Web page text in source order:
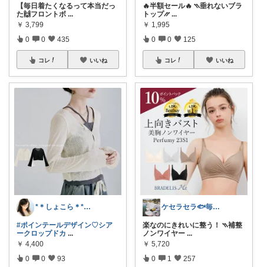
【毎日着たくなるって本当だっ
た🙌フロントボ ...
￥ 3,799
0 0 435
コレ いいね
*＊しょこら＊*朝コレ
#ポインテールデザイン♡シア
ークロップドカ ...
￥ 4,400
0 0 93
🔥半額セール🔥 ⳹垂れないブラ
トップ⳼...
￥ 1,995
0 0 125
コレ いいね
ケセラセラ🐟毎日を快適にするアイテム
楽なのにきれいに整う！ ⳹補整
ノンワイヤー ...
￥ 5,720
0 1 257